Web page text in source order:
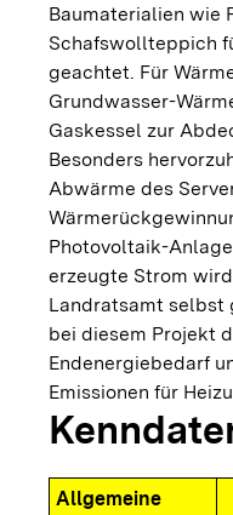
Baumaterialien wie
Schafswollteppich
geachtet. Für
Grundwasser-
Gaskessel zur
Besonders
Abwärme des
Photovoltaik-
erzeugte Strom
Landratsamt selbst
bei diesem Projekt
Endenergiebedarf
Emissionen für
Allgemeine